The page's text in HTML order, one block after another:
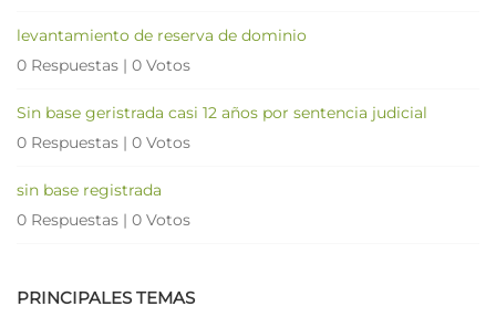
levantamiento de reserva de dominio
0 Respuestas | 0 Votos
Sin base geristrada casi 12 años por sentencia judicial
0 Respuestas | 0 Votos
sin base registrada
0 Respuestas | 0 Votos
PRINCIPALES TEMAS